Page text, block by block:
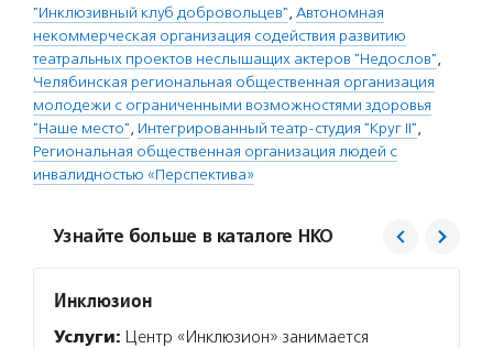
"Инклюзивный клуб добровольцев", Автономная
некоммерческая организация содействия развитию
театральных проектов неслышащих актеров "Недослов",
Челябинская региональная общественная организация
молодежи с ограниченными возможностями здоровья
"Наше место", Интегрированный театр-студия "Круг II",
Региональная общественная организация людей с
инвалидностью «Перспектива»
Узнайте больше в каталоге НКО
Инклюзион
Услуги: Центр «Инклюзион» занимается